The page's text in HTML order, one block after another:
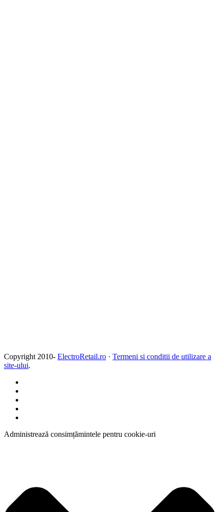
Copyright 2010- ElectroRetail.ro · Termeni si conditii de utilizare a
site-ului.
Administrează consimțămintele pentru cookie-uri